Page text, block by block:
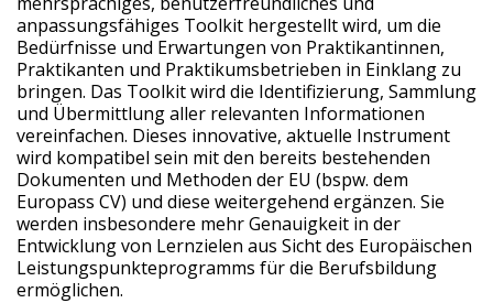
anpassungsfähiges Toolkit hergestellt wird, um die
Bedürfnisse und Erwartungen von Praktikantinnen,
Praktikanten und Praktikumsbetrieben in Einklang zu
bringen. Das Toolkit wird die Identifizierung, Sammlung
und Übermittlung aller relevanten Informationen
vereinfachen. Dieses innovative, aktuelle Instrument
wird kompatibel sein mit den bereits bestehenden
Dokumenten und Methoden der EU (bspw. dem
Europass CV) und diese weitergehend ergänzen. Sie
werden insbesondere mehr Genauigkeit in der
Entwicklung von Lernzielen aus Sicht des Europäischen
Leistungspunkteprogramms für die Berufsbildung
ermöglichen.